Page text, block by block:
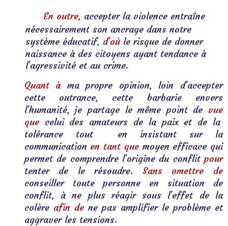
En outre, accepter la violence entraîne
nécessairement son ancrage dans notre
système éducatif, d'où le risque de donner
naissance à des citoyens ayant tendance à
l'agressivité et au crime.
Quant à ma propre opinion, loin d'accepter
cette outrance, cette barbarie envers
l'humanité, je partage le même point de vue
que celui des amateurs de la paix et de la
tolérance tout  en insistant sur la
communication en tant que moyen efficace qui
permet de comprendre l'origine du conflit pour
tenter de le résoudre. Sans omettre de
conseiller toute personne en situation de
conflit, à ne plus réagir sous l'effet de la
colère afin de ne pas amplifier le problème et
aggraver les tensions.